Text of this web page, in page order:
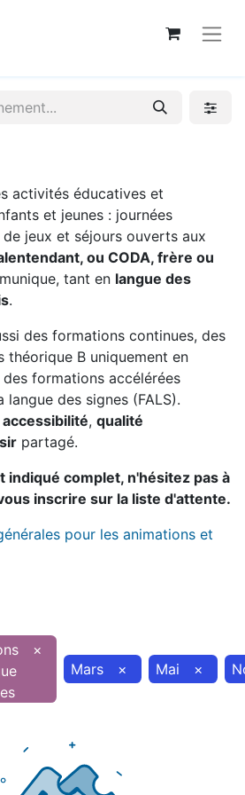
activités éducatives et
et jeunes : journées
jeux et séjours ouverts aux
ou CODA, frère ou
tant en langue des
.
des formations continues, des
théorique B uniquement en
formations accélérées
langue des signes (FALS).
accessibilité, qualité
partagé.
indiqué complet, n'hésitez pas à
inscrire sur la liste d'attente.
pour les animations et
×
Mars
× Mai ×